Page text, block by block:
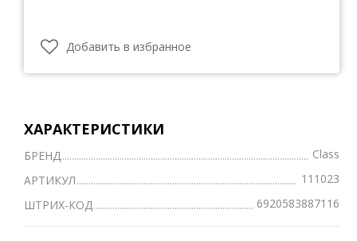
Добавить в избранное
ХАРАКТЕРИСТИКИ
БРЕНД
Class
АРТИКУЛ
111023
ШТРИХ-КОД
6920583887116